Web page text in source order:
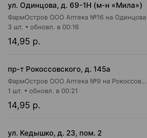
ул. Одинцова, д. 69-1Н (м-н «Мила»)
ФармОстров ООО Аптека №16 на Одинцова
14,95 р.
3 шт. обновл. в 00:16
пр-т Рокоссовского, д. 145а
ФармОстров ООО Аптека №9 на Рокоссовского
14,95 р.
1 шт. обновл. в 00:21
ул. Кедышко, д. 23, пом. 2